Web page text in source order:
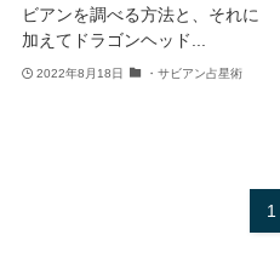
ビアンを調べる方法と、それに
加えてドラゴンヘッド...
2022年8月18日 ・サビアン占星術
1